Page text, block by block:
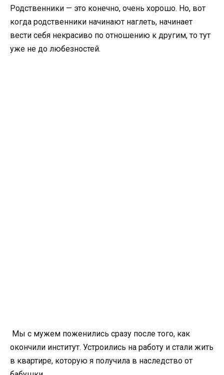
Родственники — это конечно, очень хорошо. Но, вот
когда родственники начинают наглеть, начинает
вести себя некрасиво по отношению к другим, то тут
уже не до любезностей.
Мы с мужем поженились сразу после того, как
окончили институт. Устроились на работу и стали жить
в квартире, которую я получила в наследство от